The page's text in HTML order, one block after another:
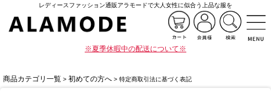
レディースファッション通販アラモードで大人女性に似合う上品な服を
※夏季休暇中の配送について※
商品カテゴリ一覧 > 初めての方へ > 特定商取引法に基づく表記